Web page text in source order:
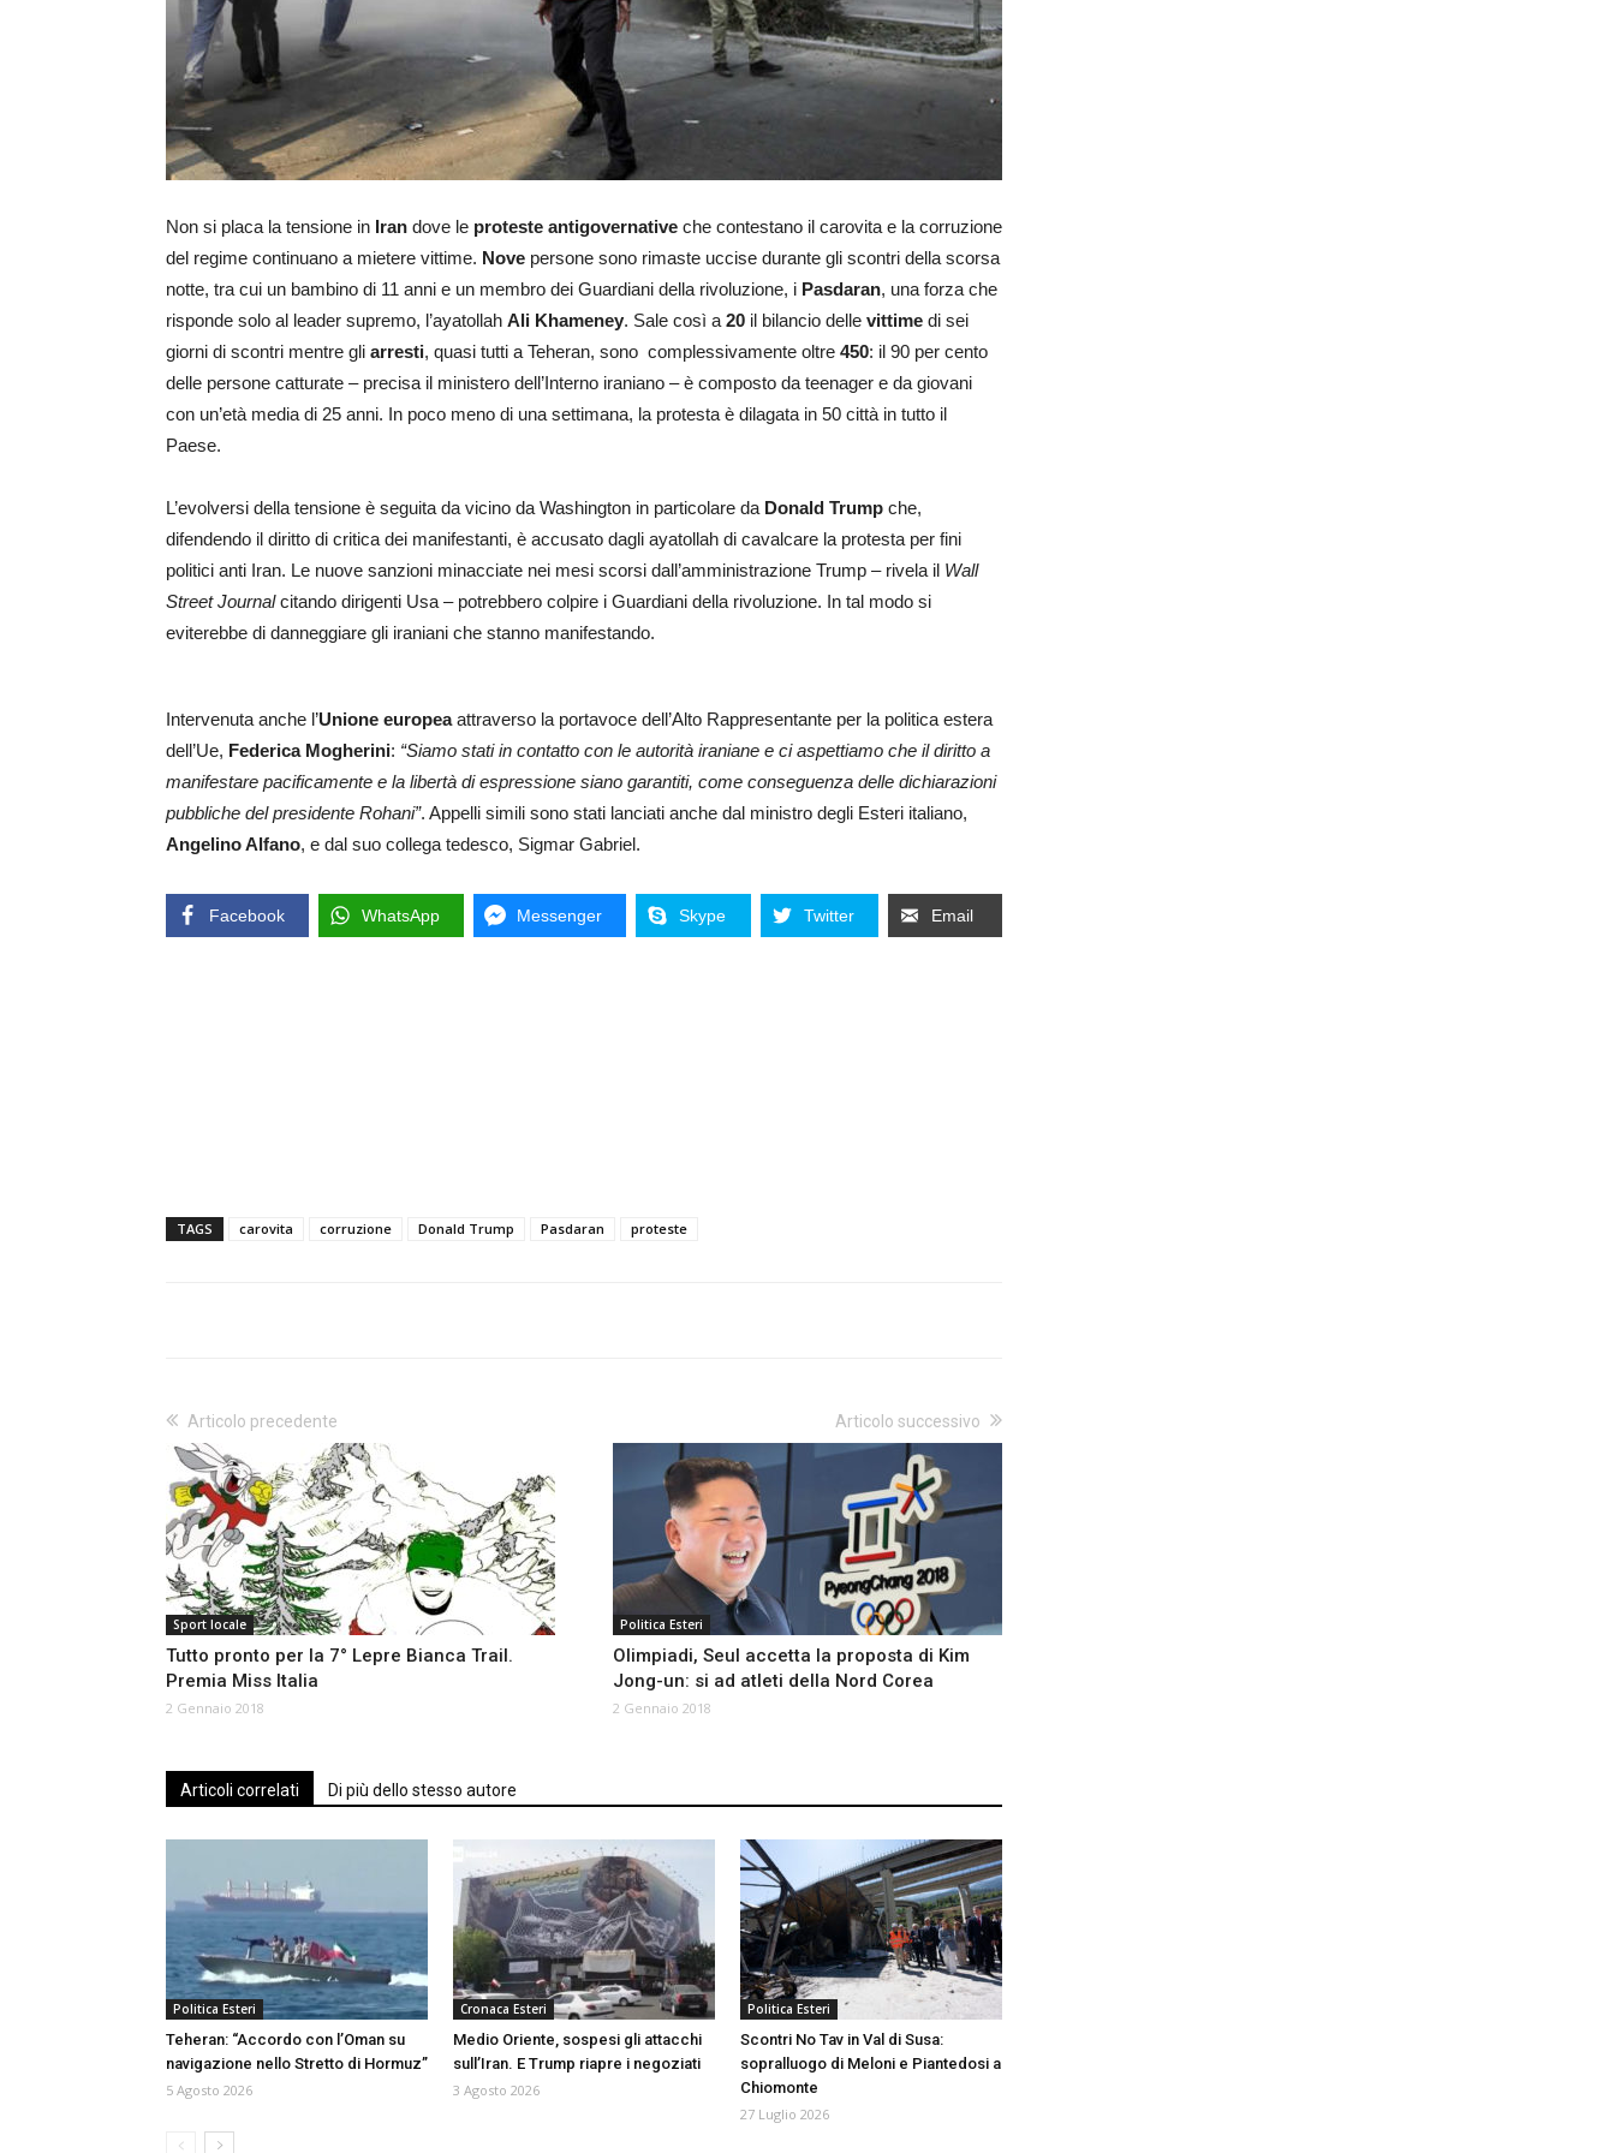
Non si placa la tensione in Iran dove le proteste antigovernative che contestano il carovita e la corruzione
del regime continuano a mietere vittime. Nove persone sono rimaste uccise durante gli scontri della scorsa
notte, tra cui un bambino di 11 anni e un membro dei Guardiani della rivoluzione, i Pasdaran, una forza che
risponde solo al leader supremo, l’ayatollah Ali Khameney. Sale così a 20 il bilancio delle vittime di sei
giorni di scontri mentre gli arresti, quasi tutti a Teheran, sono complessivamente oltre 450: il 90 per cento
delle persone catturate – precisa il ministero dell’Interno iraniano – è composto da teenager e da giovani
con un’età media di 25 anni. In poco meno di una settimana, la protesta è dilagata in 50 città in tutto il
Paese.
L’evolversi della tensione è seguita da vicino da Washington in particolare da Donald Trump che,
difendendo il diritto di critica dei manifestanti, è accusato dagli ayatollah di cavalcare la protesta per fini
politici anti Iran. Le nuove sanzioni minacciate nei mesi scorsi dall’amministrazione Trump – rivela il Wall
Street Journalcitando dirigenti Usa – potrebbero colpire i Guardiani della rivoluzione. In tal modo si
eviterebbe di danneggiare gli iraniani che stanno manifestando.
Intervenuta anche l’Unione europeaattraverso la portavoce dell’Alto Rappresentante per la politica estera
dell’Ue, Federica Mogherini: “Siamo stati in contatto con le autorità iraniane e ci aspettiamo che il diritto a
manifestare pacificamente e la libertà di espressione siano garantiti, come conseguenza delle dichiarazioni
pubbliche del presidente Rohani”. Appelli simili sono stati lanciati anche dal ministro degli Esteri italiano,
Angelino Alfano, e dal suo collega tedesco, Sigmar Gabriel.
Facebook WhatsApp Messenger Skype Twitter Email
TAGS carovita corruzione Donald Trump Pasdaran proteste
Articolo precedente
Sport locale
Tutto pronto per la 7° Lepre Bianca Trail.
Premia Miss Italia
2 Gennaio 2018
Articolo successivo
Politica Esteri
Olimpiadi, Seul accetta la proposta di Kim
Jong-un: si ad atleti della Nord Corea
2 Gennaio 2018
Articoli correlati Di più dello stesso autore
Politica Esteri
Teheran: “Accordo con l’Oman su
navigazione nello Stretto di Hormuz”
5 Agosto 2026
Cronaca Esteri
Medio Oriente, sospesi gli attacchi
sull’Iran. E Trump riapre i negoziati
3 Agosto 2026
Politica Esteri
Scontri No Tav in Val di Susa:
sopralluogo di Meloni e Piantedosi a
Chiomonte
27 Luglio 2026